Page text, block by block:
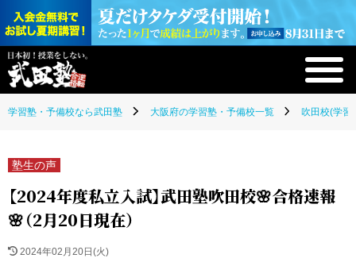
学習塾・予備校なら武田塾 大阪府の学習塾・予備校一覧 吹田校(学習
塾生の声
【2024年度私立入試】武田塾吹田校🌸合格速報
🌸（2月20日現在）
2024年02月20日(火)